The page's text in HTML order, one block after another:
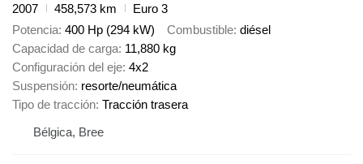
2007
458,573 km
Euro 3
Potencia 400 Hp (294 kW) Combustible diésel
Capacidad de carga 11,880 kg
Configuración del eje 4x2
Suspensión resorte/neumática
Tipo de tracción Tracción trasera
Bélgica, Bree